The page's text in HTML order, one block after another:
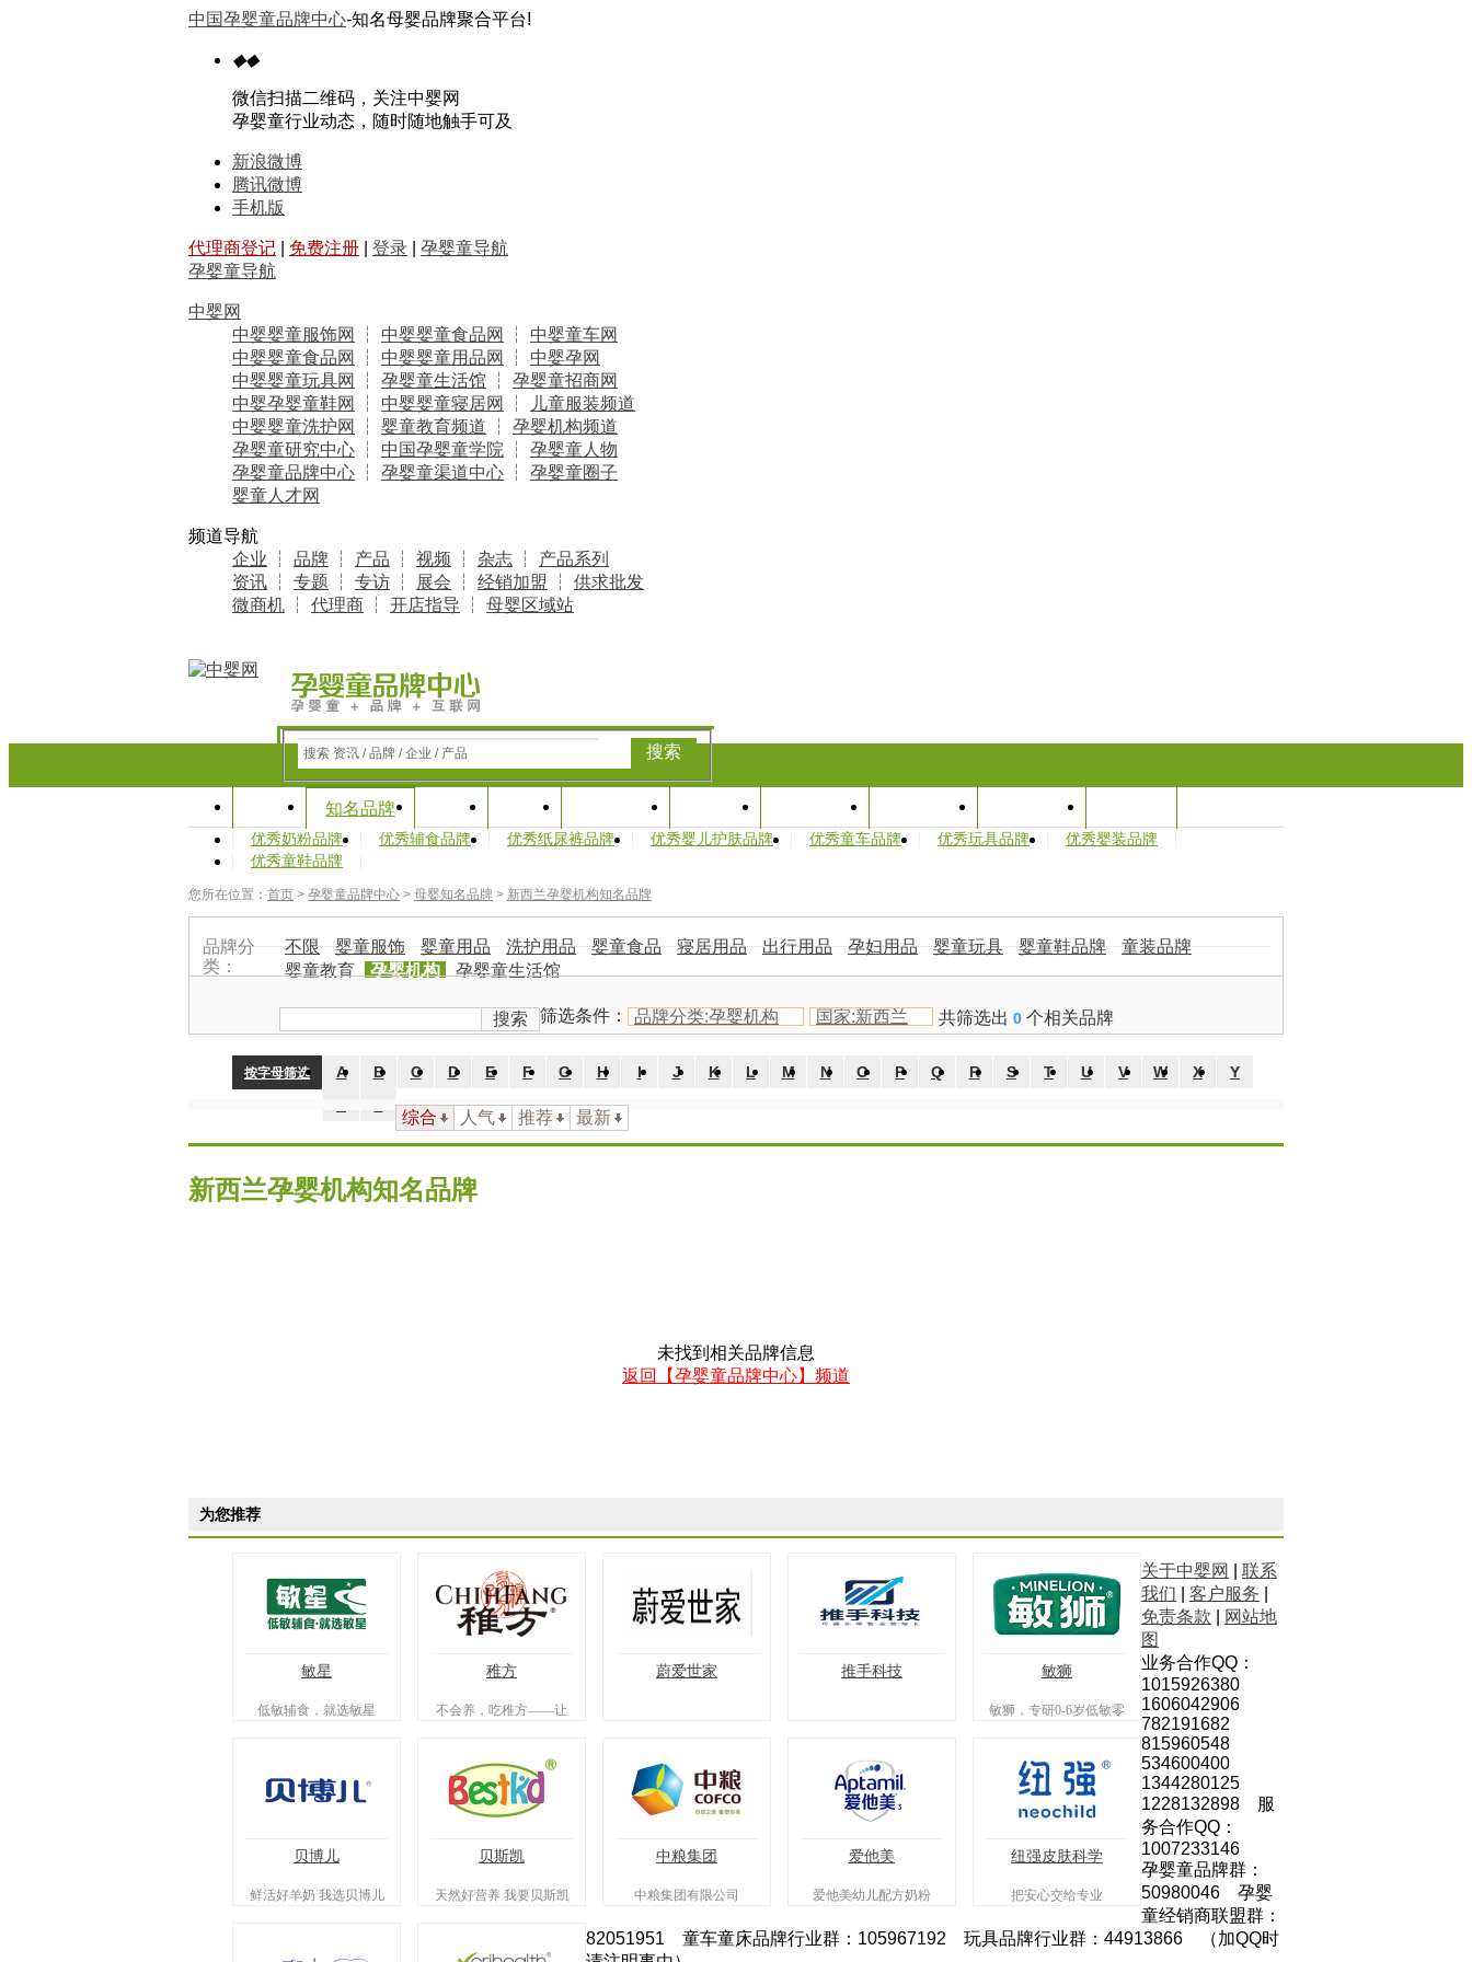
中国孕婴童品牌中心-知名母婴品牌聚合平台!
◆◆
微信扫描二维码，关注中婴网
孕婴童行业动态，随时随地触手可及
新浪微博
腾讯微博
手机版
代理商登记 免费注册 登录
孕婴童导航
孕婴童导航
中婴网
中婴婴童服饰网
┆ 中婴婴童食品网 ┆ 中婴童车网
中婴婴童食品网
┆ 中婴婴童用品网 ┆ 中婴孕网
中婴婴童玩具网
┆ 孕婴童生活馆 ┆ 孕婴童招商网
中婴孕婴童鞋网
┆ 中婴婴童寝居网 ┆
儿童服装频道
中婴婴童洗护网
┆ 婴童教育频道 ┆ 孕婴机构频道
孕婴童研究中心 ┆ 中国孕婴童学院 ┆ 孕婴童人物
孕婴童品牌中心 ┆ 孕婴童渠道中心 ┆ 孕婴童圈子
婴童人才网
频道导航
企业 ┆ 品牌 ┆ 产品 ┆ 视频 ┆ 杂志 ┆ 产品系列
资讯 ┆ 专题 ┆ 专访 ┆ 展会 ┆ 经销加盟 ┆ 供求批发
微商机 ┆ 代理商 ┆ 开店指导 ┆ 母婴区域站
搜索 资讯 / 品牌 / 企业 / 产品 搜索
知名品牌
优秀奶粉品牌 优秀辅食品牌 优秀纸尿裤品牌 优秀婴儿护肤品牌 优秀童车品牌 优秀玩具品牌
优秀婴装品牌
优秀童鞋品牌
您所在位置： 首页 > 孕婴童品牌中心 > 母婴知名品牌 > 新西兰孕婴机构知名品牌
品牌分
类：
不限 婴童服饰 婴童用品 洗护用品 婴童食品 寝居用品 出行用品 孕妇用品 婴童玩具 婴童鞋品牌
童装品牌
婴童教育
孕婴机构
孕婴童生活馆
搜索
筛选条件： 品牌分类:孕婴机构 国家:新西兰 共筛选出 0 个相关品牌
按字母筛选 A B C D E F G H I J K L M N O P Q R S T U V W X
Y
综合 人气 推荐 最新
新西兰孕婴机构知名品牌
未找到相关品牌信息
返回【孕婴童品牌中心】频道
为您推荐
敏星
低敏辅食，就选敏星
稚方
不会养，吃稚方——让
养从此简单。
蔚爱世家 推手科技 敏狮
敏狮，专研0-6岁低敏零
贝博儿
鲜活好羊奶 我选贝博儿
贝斯凯
天然好营养 我要贝斯凯
中粮集团
中粮集团有限公司
爱他美
爱他美幼儿配方奶粉
纽强皮肤科学
把安心交给专业
关于中婴网
联系
我们
客户服务
免责条款
网站地
图
业务合作QQ：
1015926380
1606042906
782191682
815960548
534600400
1344280125
1228132898 服
务合作QQ：
1007233146
孕婴童品牌群：
50980046 孕婴
童经销商联盟群：
82051951 童车童床品牌行业群：105967192 玩具品牌行业群：44913866 （加QQ时